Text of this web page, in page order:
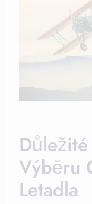
Výběru
Letadla